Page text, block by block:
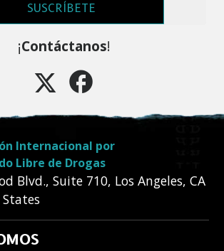
SUSCRÍBETE
¡Contáctanos!
Internacional por
Libre de Drogas
Blvd., Suite 710, Los Angeles, CA